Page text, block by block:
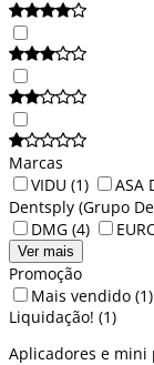
Marcas
VIDU (1) ASA
Dentsply (Grupo
DMG (4)
Ver mais
Promoção
Mais vendido (1)
Liquidação! (1)
Aplicadores e mini